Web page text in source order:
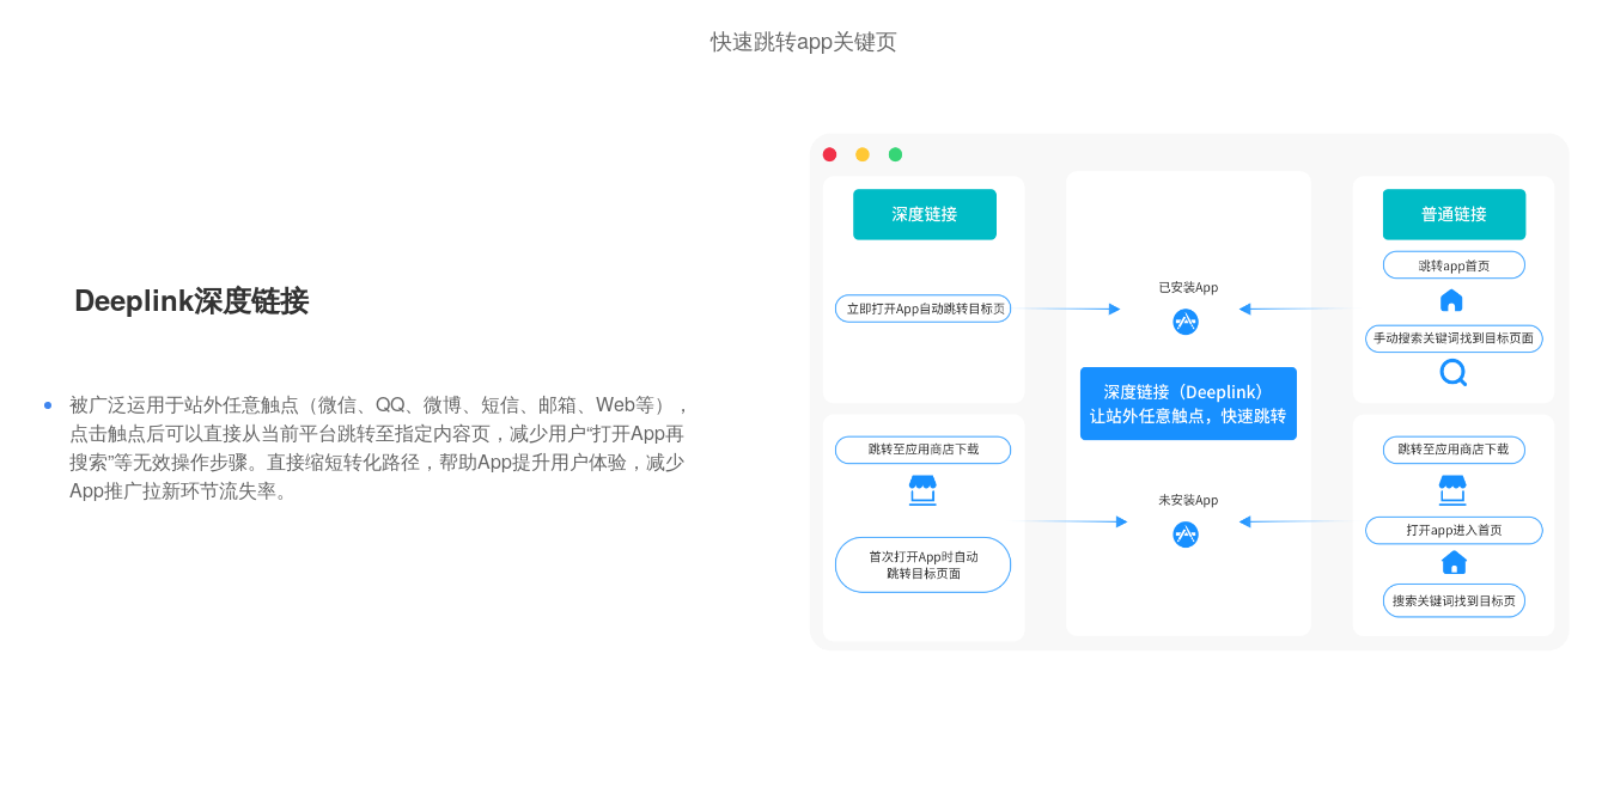
快速跳转app关键页
Deeplink深度链接
被广泛运用于站外任意触点（微信、QQ、微博、短信、邮箱、Web等），
点击触点后可以直接从当前平台跳转至指定内容页，减少用户“打开App再
搜索”等无效操作步骤。直接缩短转化路径，帮助App提升用户体验，减少
App推广拉新环节流失率。